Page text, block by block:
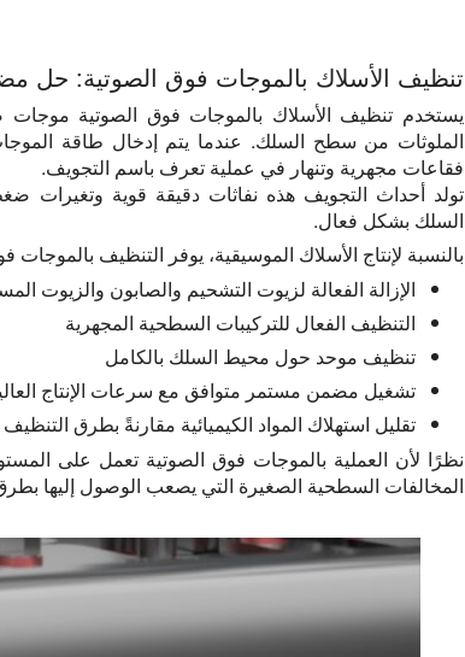
تنظيف الأسلاك بالموجات فوق الصوتية: حل
يستخدم تنظيف الأسلاك بالموجات فوق الصوتية موجات
الملوثات من سطح السلك. عندما يتم إدخال طاقة
فقاعات مجهرية وتنهار في عملية تعرف باسم التجويف.
تولد أحداث التجويف هذه نفاثات دقيقة قوية
السلك بشكل فعال.
بالنسبة لإنتاج الأسلاك الموسيقية، يوفر التنظيف بالموجات
الإزالة الفعالة لزيوت التشحيم والصابون والزيوت
التنظيف الفعال للتركيبات السطحية المجهرية
تنظيف موحد حول محيط السلك بالكامل
تشغيل مضمن مستمر متوافق مع سرعات الإنتاج
تقليل استهلاك المواد الكيميائية مقارنةً بطرق التنظيف
نظرًا لأن العملية بالموجات فوق الصوتية تعمل على
المخالفات السطحية الصغيرة التي يصعب الوصول إليها بطرق